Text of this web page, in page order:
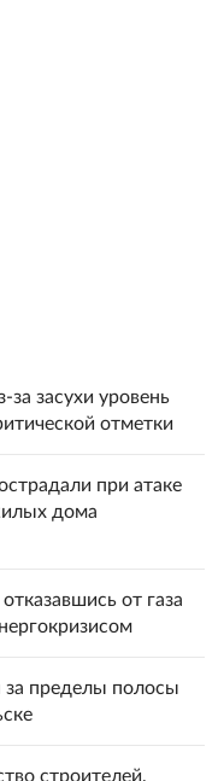
засухи уровень
отметки
при атаке
дома
от газа
за пределы полосы
строителей,